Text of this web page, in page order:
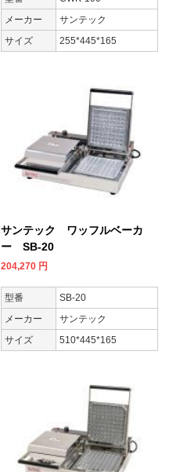
メーカー
サンテック
サイズ
255*445*165
サンテック ワッフルベーカ
ー SB-20
204,270 円
型番
SB-20
メーカー
サンテック
サイズ
510*445*165